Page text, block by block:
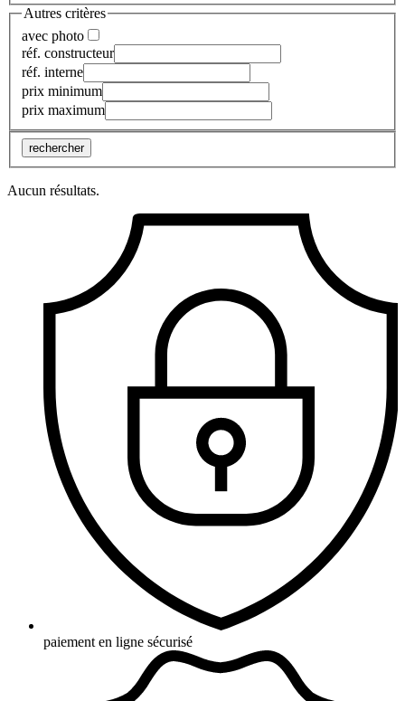
Autres critères
avec photo
réf. constructeur
réf. interne
prix minimum
prix maximum
rechercher
Aucun résultats.
paiement en ligne sécurisé